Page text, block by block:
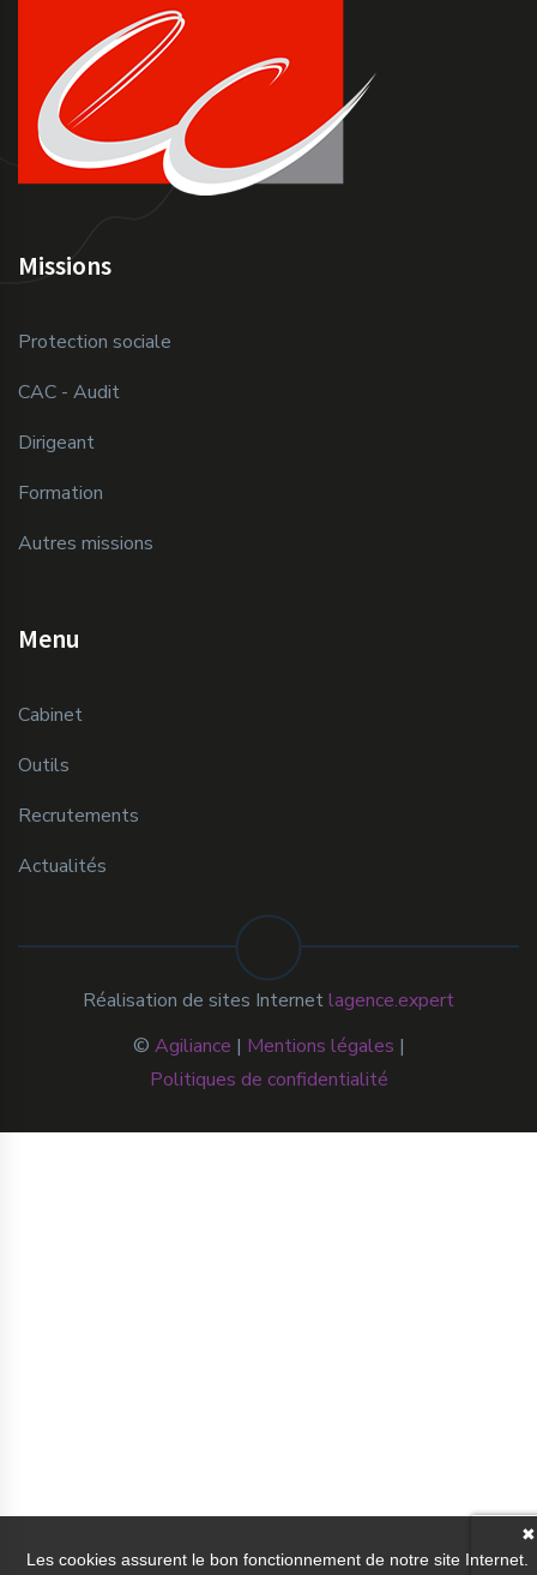
Missions
Protection sociale
CAC - Audit
Dirigeant
Formation
Autres missions
Menu
Cabinet
Outils
Recrutements
Actualités
© Agiliance | Mentions légales |
Politiques de confidentialité
Réalisation de sites Internetlagence.expert
✖
Les cookies assurent le bon fonctionnement de notre site Internet.